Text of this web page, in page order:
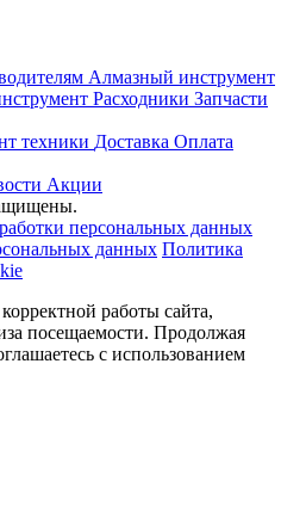
Алмазный инструмент
Расходники Запчасти
техники Доставка Оплата
Акции
персональных данных
данных Политика
работы сайта,
посещаемости. Продолжая
с использованием